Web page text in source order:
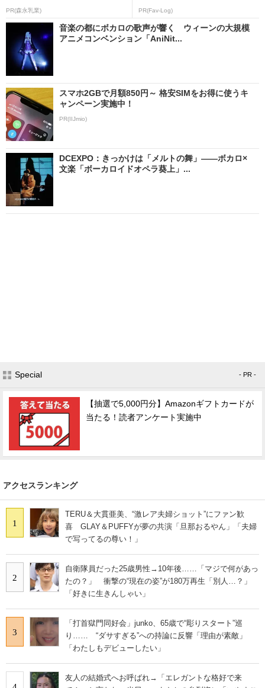
PR(森永乳業) PR(Fav-Log)
音楽の都にボカロの歌声が響く ウィーンの大規模
アニメコンベンション「AniNit...
スマホ2GBで月額850円～ 格安SIMをお得に使うキ
ャンペーン実施中！
PR(IIJmio)
DCEXPO：きっかけは「メルトの舞」――ボカロ×
文楽「ボーカロイドオペラ葵上」...
Special - PR -
【抽選で5,000円分】Amazonギフトカードが
当たる！読者アンケート実施中
アクセスランキング
1
TERU＆大貫亜美、“激レア夫婦ショット”にファン歓
喜 GLAY＆PUFFYが夢の共演「旦那おるやん」「夫婦
で写ってるの尊い！」
2
自衛隊員だった25歳男性→10年後……「マジで何があっ
たの？」 衝撃の“現在の姿”が180万再生「別人…？」
「好きに生きんしゃい」
3
「打首獄門同好会」junko、65歳で“彫りスタート”巡
り…… “ダサすぎる”への持論に反響「理由が素敵」
「わたしもデビューしたい」
友人の結婚式へお呼ばれ→「エレガントな格好で来